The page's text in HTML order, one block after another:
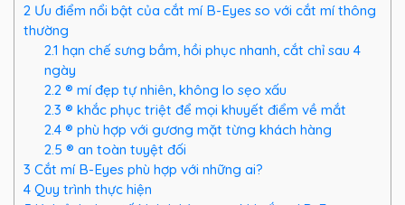
2 Ưu điểm nổi bật của cắt mí B-Eyes so với cắt mí thông
thường
2.1 hạn chế sưng bầm, hồi phục nhanh, cắt chỉ sau 4
ngày
2.2® mí đẹp tự nhiên, không lo sẹo xấu
2.3 ® khắc phục triệt để mọi khuyết điểm về mắt
2.4® phù hợp với gương mặt từng khách hàng
2.5 ® an toàn tuyệt đối
3 Cắt mí B-Eyes phù hợp với những ai?
4 Quy trình thực hiện